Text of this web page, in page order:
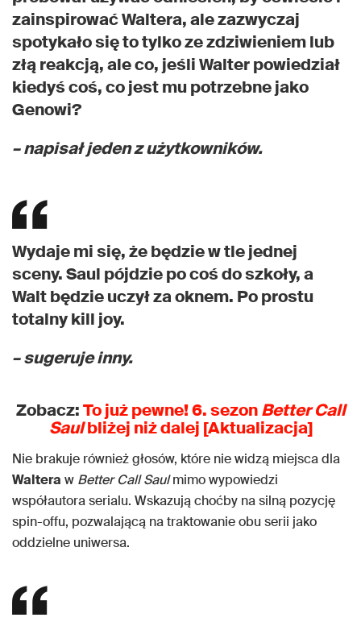
zainspirować Waltera, ale zazwyczaj
spotykało się to tylko ze zdziwieniem lub
złą reakcją, ale co, jeśli Walter powiedział
kiedyś coś, co jest mu potrzebne jako
Genowi?
– napisał jeden z użytkowników.
Wydaje mi się, że będzie w tle jednej
sceny. Saul pójdzie po coś do szkoły, a
Walt będzie uczył za oknem. Po prostu
totalny kill joy.
– sugeruje inny.
Zobacz:To już pewne! 6. sezonBetter Call
Saulbliżej niż dalej [Aktualizacja]
Nie brakuje również głosów, które nie widzą miejsca dla
Waltera w Better Call Saulmimo wypowiedzi
współautora serialu. Wskazują choćby na silną pozycję
spin-offu, pozwalającą na traktowanie obu serii jako
oddzielne uniwersa.